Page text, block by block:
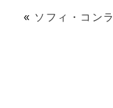
« ソフィ・コン